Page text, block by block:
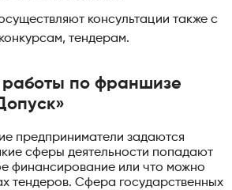
консультации также с
тендерам.
по франшизе
предприниматели задаются
сферы деятельности попадают
финансирование или что можно
тендеров. Сфера государственных